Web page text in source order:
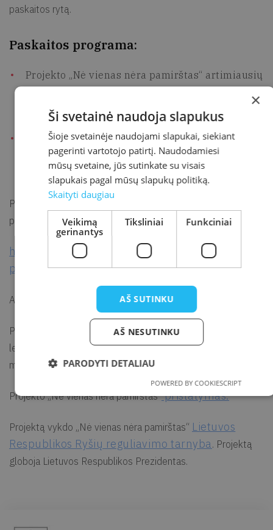
paskaitos rytą.
Paskaitos programa:
Projekto „Nė vienas nėra pamirštas“ artimiausių
pristatymas. Projekto vadovė Rita Karpuvienė
Kaip patogiai susiplanuoti vizitą pas gydytoją?
VĮ „Registrų centras” Nuotolinio konsultavimo
skyriaus konsultantė ekspertė Dovilė Alėjūnė
Prisijunkite, spauskite ir pirmas sužinokite
patogiai susiplanuoti vizitą pas gydytoją?
https://us06web.zoom.us/j/89044045122?
Alternatyva prisijungimui į paskaitą (tik renginio dieną).
Paskaitos metu turėsite galimybę užduoti klausimus
lektoriams. Aktyviausias klausytojas gaus dovanų – projekto
marškinėlius.
Projekto „Nė vienas nėra pamirštas“pristatymas.
Projektą vykdo „Nė vienas nėra pamirštas“ Lietuvos
Respublikos Ryšių reguliavimo tarnyba. Projektą
globoja Lietuvos Respublikos Prezidentas.
×
Ši svetainė naudoja slapukus
Šioje svetainėje naudojami slapukai, siekiant
pagerinti vartotojo patirtį. Naudodamiesi
mūsų svetaine, jūs sutinkate su visais
slapukais pagal mūsų slapukų politiką.
Skaityti daugiau
Veikimą
gerinantys
Tiksliniai Funkciniai
AŠ SUTINKU
AŠ NESUTINKU
PARODYTI DETALIAU
POWERED BY COOKIESCRIPT